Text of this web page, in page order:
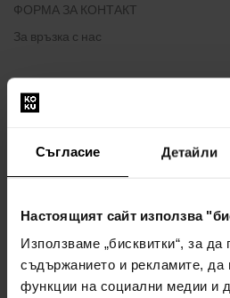
Съгласие Детайли
Настоящият сайт използва
Използваме „бисквитки“, за да
съдържанието и рекламите, да
функции на социални медии и
ФОРМА ЗА КОНТАКТ
За връзка с нас
ВСИЧКО ЗА ПАЗАРУВАНЕТО
Общи правила и условия
Политика за поверителност
ФОРМУЛЯР ЗА ОПЛАКВАНЕ
Кога ще получа поръчаните стоки?
Защо парфюми и часовници от нас?